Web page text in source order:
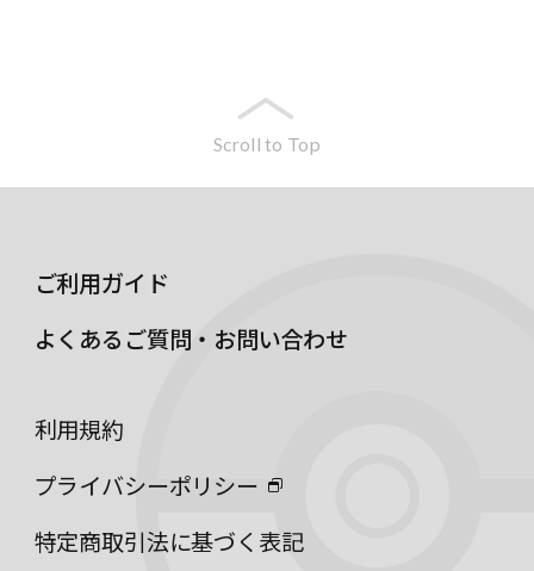
Scroll to Top
ご利用ガイド
よくあるご質問・お問い合わせ
利用規約
プライバシーポリシー
特定商取引法に基づく表記